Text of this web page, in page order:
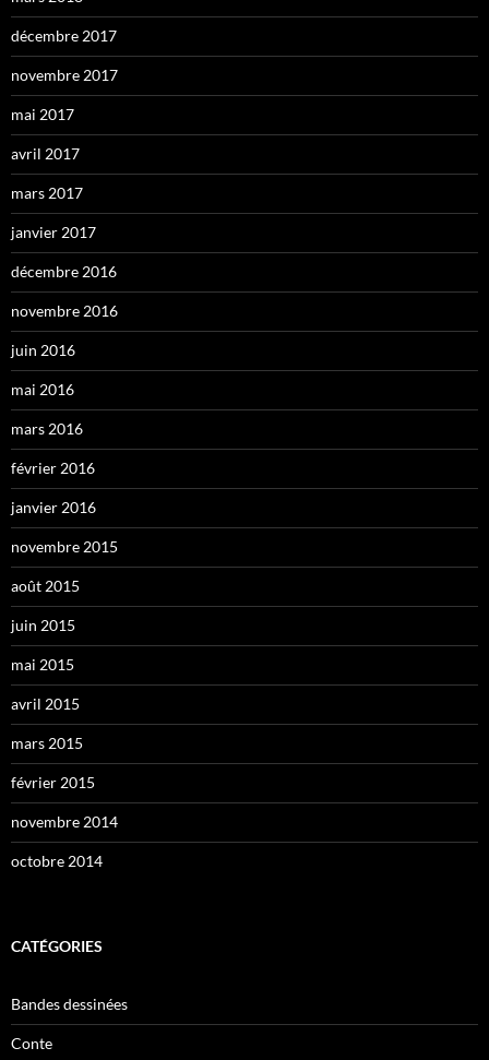
décembre 2017
novembre 2017
mai 2017
avril 2017
mars 2017
janvier 2017
décembre 2016
novembre 2016
juin 2016
mai 2016
mars 2016
février 2016
janvier 2016
novembre 2015
août 2015
juin 2015
mai 2015
avril 2015
mars 2015
février 2015
novembre 2014
octobre 2014
CATÉGORIES
Bandes dessinées
Conte